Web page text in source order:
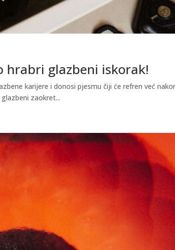
hrabri glazbeni iskorak!
karijere i donosi pjesmu čiji će refren već
zaokret...